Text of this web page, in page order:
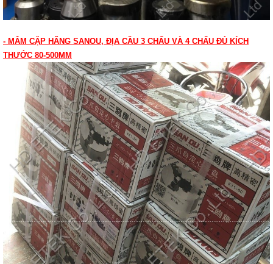
- MÂM CẶP HÃNG SANOU, ĐỊA CẦU 3 CHẤU VÀ 4 CHẤU ĐỦ KÍCH
THƯỚC 80-500MM